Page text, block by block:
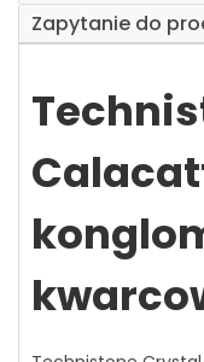
Zapytanie do